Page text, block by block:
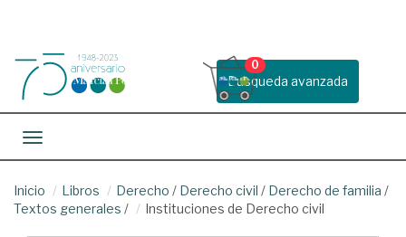
Busqueda avanzada
0
Toggle navigation
Inicio Libros Derecho / Derecho civil / Derecho de familia /
Textos generales / Instituciones de Derecho civil